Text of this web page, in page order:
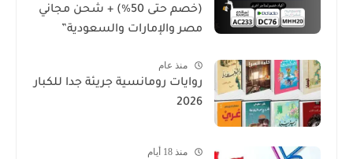
(خصم حتى 50%) + شحن مجاني
مصر والإمارات والسعودية”
منذ عام
روايات رومانسية جريئة جدا للكبار
2026
منذ 18 أيام